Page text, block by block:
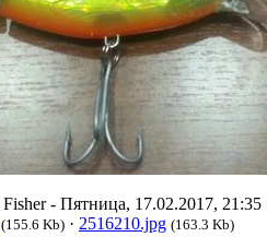
Fisher- Пятница, 17.02.2017, 21:35
(155.6 Kb) · 2516210.jpg (163.3 Kb)